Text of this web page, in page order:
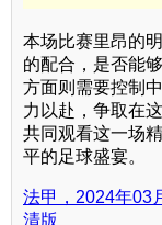
本场比赛里昂的
的配合，是否能
方面则需要控制
力以赴，争取在
共同观看这一场
平的足球盛宴。
法甲，2024年03
清版